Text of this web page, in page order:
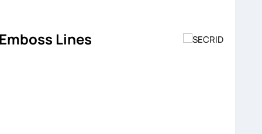
Lines